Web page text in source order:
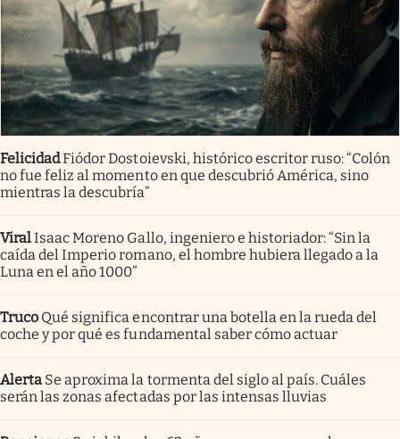
FelicidadFiódor Dostoievski, histórico escritor ruso: “Colón
no fue feliz al momento en que descubrió América, sino
mientras la descubría”
ViralIsaac Moreno Gallo, ingeniero e historiador: “Sin la
caída del Imperio romano, el hombre hubiera llegado a la
Luna en el año 1000”
Truco Qué significa encontrar una botella en la rueda del
coche y por qué es fundamental saber cómo actuar
Alerta Se aproxima la tormenta del siglo al país. Cuáles
serán las zonas afectadas por las intensas lluvias